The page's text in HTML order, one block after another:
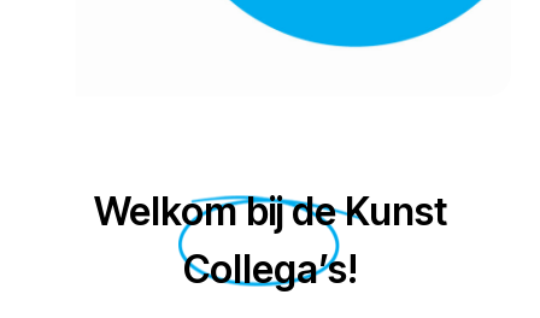
Welkom bij de Kunst
Collega’s!